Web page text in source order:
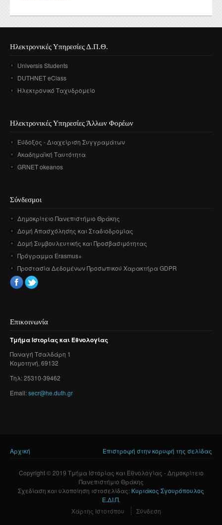
Ηλεκτρονικές Υπηρεσίες Δ.Π.Θ.
Universis Students
DUTHNET eClass
Ηλεκτρονικό Ταχυδρομείο
Ηλεκτρονικές Υπηρεσίες Άλλων Φορέων
Εύδοξος - Διαχείριση Συγγραμάτων
Ακαδημαϊκή Ταυτότητα
GRNET okeanos
Σύνδεσμοι
Δημοκρίτειο Πανεπιστήμιο Θράκης
Δομή Απασχόλησης και Σταδιοδρομίας
Δομή Συμβουλευτικής και Προσβασιμότητας
Πρόγραμμα Erasmus+
Προστασία Δεδομένων Προσωπικού Χαρακτήρα GDPR
Επικοινωνία
ΤμήμαΙστορίαςκαι Εθνολογίας
Παναγή Τσαλδάρη 1
Κομοτηνή, 69132
Τηλ: 25310-39462
Email:secr@he.duth.gr
Είστε εδώ
Αρχική Επιστροφή στην κορυφή της σελίδας
Copyright © 2019 Τμήμα Ιστορίας και Εθνολογίας - Δημοκρίτειο
Πανεπιστήμιο Θράκης
Σχεδίαση και υλοποίηση ιστοσελίδας: Κυριάκος Σγουρόπουλος
Ε.ΔΙ.Π.
Χάρτης Ιστοτόπου
Σύνδεση